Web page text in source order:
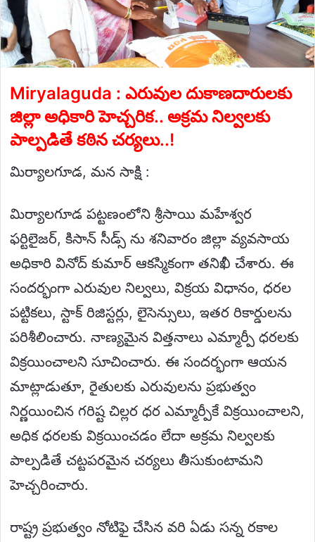
Miryalaguda : ఎరువుల దుకాణదారులకు
జిల్లా అధికారి హెచ్చరిక.. అక్రమ నిల్వలకు
పాల్పడితే కఠిన చర్యలు..!
మిర్యాలగూడ, మన సాక్షి :
మిర్యాలగూడ పట్టణంలోని శ్రీసాయి మహేశ్వర
ఫర్టిలైజర్, కిసాన్ సీడ్స్ ను శనివారం జిల్లా వ్యవసాయ
అధికారి వినోద్ కుమార్ ఆకస్మికంగా తనిఖీ చేశారు. ఈ
సందర్భంగా ఎరువుల నిల్వలు, విక్రయ విధానం, ధరల
పట్టికలు, స్టాక్ రిజిస్టర్లు, లైసెన్సులు, ఇతర రికార్డులను
పరిశీలించారు. నాణ్యమైన విత్తనాలు ఎమ్మార్పీ ధరలకు
విక్రయించాలని సూచించారు. ఈ సందర్భంగా ఆయన
మాట్లాడుతూ, రైతులకు ఎరువులను ప్రభుత్వం
నిర్ణయించిన గరిష్ట చిల్లర ధర ఎమ్మార్పీకే విక్రయించాలని,
అధిక ధరలకు విక్రయించడం లేదా అక్రమ నిల్వలకు
పాల్పడితే చట్టపరమైన చర్యలు తీసుకుంటామని
హెచ్చరించారు.
రాష్ట్ర ప్రభుత్వం నోటిఫై చేసిన వరి ఏడు సన్న రకాల